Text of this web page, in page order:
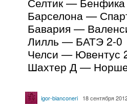
Барселона —
Бавария —
Лилль — БАТЭ 2-0
Челси — Ювентус
Шахтер Д —
igor-bianconeri 18 сентября